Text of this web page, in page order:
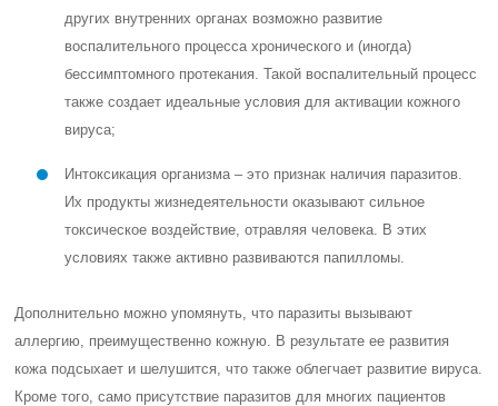
других внутренних органах возможно развитие
воспалительного процесса хронического и (иногда)
бессимптомного протекания. Такой воспалительный процесс
также создает идеальные условия для активации кожного
вируса;
Интоксикация организма – это признак наличия паразитов.
Их продукты жизнедеятельности оказывают сильное
токсическое воздействие, отравляя человека. В этих
условиях также активно развиваются папилломы.
Дополнительно можно упомянуть, что паразиты вызывают
аллергию, преимущественно кожную. В результате ее развития
кожа подсыхает и шелушится, что также облегчает развитие вируса.
Кроме того, само присутствие паразитов для многих пациентов